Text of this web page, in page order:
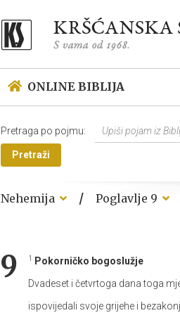
ONLINE BIBLIJA
Pretraga po pojmu:
Pretraži
Nehemija / Poglavlje 9
9 1
Pokorničko bogoslužje
Dvadeset i četvrtoga dana toga
ispovijedali svoje grijehe i